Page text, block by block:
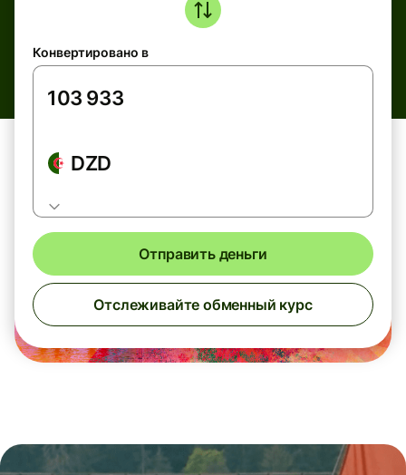
Конвертировано в
DZD
Отправить деньги
Отслеживайте обменный курс